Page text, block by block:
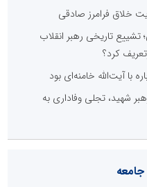
خلاق فرامرز صادقی
تشییع تاریخی رهبر انقلاب
کرد؟
با آیت‌الله خامنه‌ای بود
شهید، تجلی وفاداری به